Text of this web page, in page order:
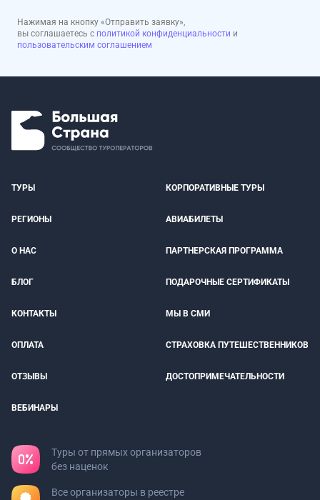
Нажимая на кнопку «Отправить заявку»,
вы соглашаетесь с политикой конфиденциальности и
пользовательским соглашением
ТУРЫ КОРПОРАТИВНЫЕ ТУРЫ
РЕГИОНЫ АВИАБИЛЕТЫ
О НАС ПАРТНЕРСКАЯ ПРОГРАММА
БЛОГ ПОДАРОЧНЫЕ СЕРТИФИКАТЫ
КОНТАКТЫ МЫ В СМИ
ОПЛАТА СТРАХОВКА ПУТЕШЕСТВЕННИКОВ
ОТЗЫВЫ ДОСТОПРИМЕЧАТЕЛЬНОСТИ
ВЕБИНАРЫ
Туры от прямых организаторов
без наценок
Все организаторы в реестре